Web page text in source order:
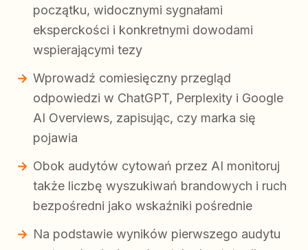
początku, widocznymi sygnałami
eksperckości i konkretnymi dowodami
wspierającymi tezy
Wprowadź comiesięczny przegląd
odpowiedzi w ChatGPT, Perplexity i Google
AI Overviews, zapisując, czy marka się
pojawia
Obok audytów cytowań przez AI monitoruj
także liczbę wyszukiwań brandowych i ruch
bezpośredni jako wskaźniki pośrednie
Na podstawie wyników pierwszego audytu